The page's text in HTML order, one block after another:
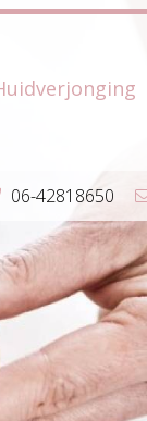
06-42818650